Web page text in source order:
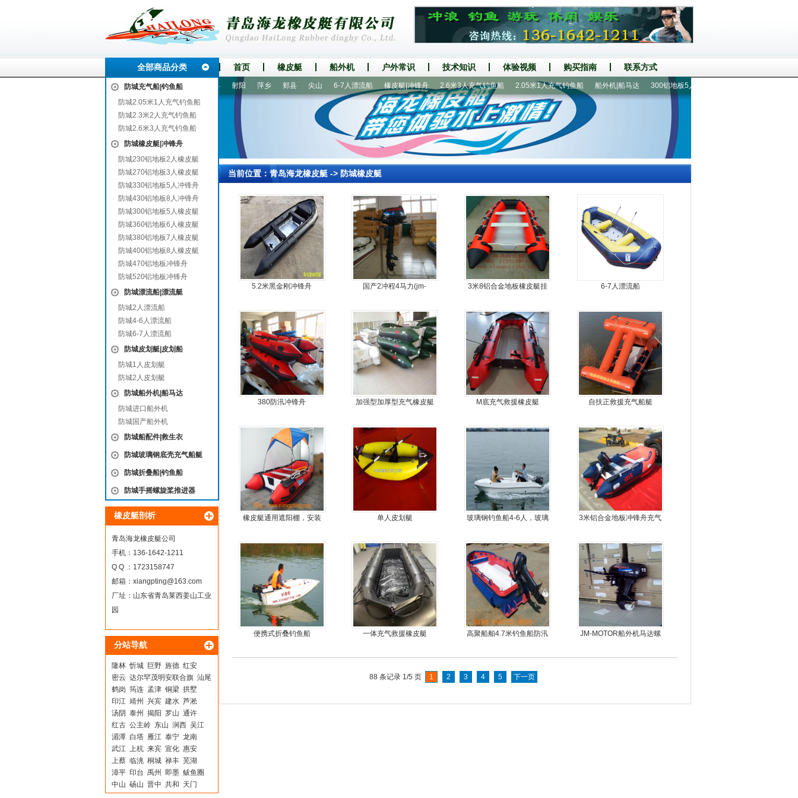
全部商品分类 首页 橡皮艇 船外机 户外常识 技术知识 体验视频 购买指南 联系方式
防城充气船|钓鱼船
防城2.05米1人充气钓鱼船
防城2.3米2人充气钓鱼船
防城2.6米3人充气钓鱼船
防城橡皮艇|冲锋舟
防城230铝地板2人橡皮艇
防城270铝地板3人橡皮艇
防城330铝地板5人冲锋舟
防城430铝地板8人冲锋舟
防城300铝地板5人橡皮艇
防城360铝地板6人橡皮艇
防城380铝地板7人橡皮艇
防城400铝地板8人橡皮艇
防城470铝地板冲锋舟
防城520铝地板冲锋舟
防城漂流船|漂流艇
防城2人漂流船
防城4-6人漂流船
防城6-7人漂流船
防城皮划艇|皮划船
防城1人皮划艇
防城2人皮划艇
防城船外机|船马达
防城进口船外机
防城国产船外机
防城船配件|救生衣
防城玻璃钢底壳充气船艇
防城折叠船|钓鱼船
防城手摇螺旋桨推进器
橡皮艇剖析
青岛海龙橡皮艇公司
手机：136-1642-1211
Q Q ：1723158747
邮箱： xiangpting@163.com
厂址：山东省青岛莱西姜山工业
园
分站导航
隆林 忻城 巨野 旌德 红安
密云 达尔罕茂明安联合旗 汕尾
鹤岗 筠连 孟津 铜梁 拱墅
印江 靖州 兴宾 建水 芦淞
汤阴 泰州 揭阳 罗山 通许
红古 公主岭 东山 涧西 吴江
湄潭 白塔 雁江 泰宁 龙南
武江 上杭 来宾 宣化 惠安
上蔡 临洮 桐城 禄丰 芜湖
漳平 印台 禹州 即墨 鲅鱼圈
中山 砀山 晋中 共和 天门
翁源 威县 铁东 射阳 萍乡 郏县 尖山 6-7人漂流船 橡皮艇|冲锋舟 2.6米3人充气钓鱼船 2.05米1人充气钓鱼船 船外机|船马达 300铝地板5人橡皮艇
当前位置： 青岛海龙橡皮艇-> 防城橡皮艇
5.2米黑金刚冲锋舟
国产2冲程4马力(jm-
3米8铝合金地板橡皮艇挂
6-7人漂流船
380防汛冲锋舟 加强型加厚型充气橡皮艇 M底充气救援橡皮艇 自扶正救援充气船艇
橡皮艇通用遮阳棚，安装
优
单人皮划艇
玻璃钢钓鱼船4-6人，玻璃
4.3米前操
3米铝合金地板冲锋舟充气
便携式折叠钓鱼船 一体充气救援橡皮艇
高聚船舶4.7米钓鱼船防汛
JM-MOTOR船外机马达螺
88 条记录 1/5 页 1 2 3 4 5 下一页